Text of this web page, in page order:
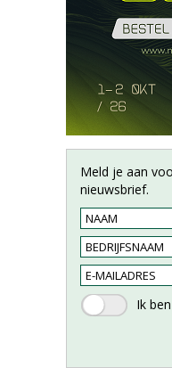
Meld je aan
nieuwsbrief.